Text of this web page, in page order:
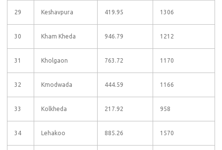
29 Keshavpura 419.95 1306
30 Kham Kheda 946.79 1212
31 Kholgaon 763.72 1170
32 Kmodwada 444.59 1166
33 Kolkheda 217.92 958
34 Lehakoo 885.26 1570